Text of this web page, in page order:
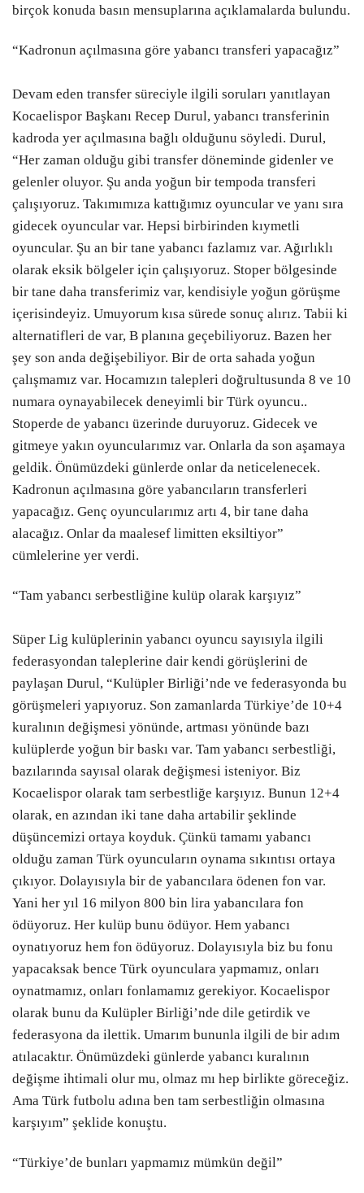
birçok konuda basın mensuplarına açıklamalarda bulundu.
“Kadronun açılmasına göre yabancı transferi yapacağız”
Devam eden transfer süreciyle ilgili soruları yanıtlayan
Kocaelispor Başkanı Recep Durul, yabancı transferinin
kadroda yer açılmasına bağlı olduğunu söyledi. Durul,
“Her zaman olduğu gibi transfer döneminde gidenler ve
gelenler oluyor. Şu anda yoğun bir tempoda transferi
çalışıyoruz. Takımımıza kattığımız oyuncular ve yanı sıra
gidecek oyuncular var. Hepsi birbirinden kıymetli
oyuncular. Şu an bir tane yabancı fazlamız var. Ağırlıklı
olarak eksik bölgeler için çalışıyoruz. Stoper bölgesinde
bir tane daha transferimiz var, kendisiyle yoğun görüşme
içerisindeyiz. Umuyorum kısa sürede sonuç alırız. Tabii ki
alternatifleri de var, B planına geçebiliyoruz. Bazen her
şey son anda değişebiliyor. Bir de orta sahada yoğun
çalışmamız var. Hocamızın talepleri doğrultusunda 8 ve 10
numara oynayabilecek deneyimli bir Türk oyuncu..
Stoperde de yabancı üzerinde duruyoruz. Gidecek ve
gitmeye yakın oyuncularımız var. Onlarla da son aşamaya
geldik. Önümüzdeki günlerde onlar da neticelenecek.
Kadronun açılmasına göre yabancıların transferleri
yapacağız. Genç oyuncularımız artı 4, bir tane daha
alacağız. Onlar da maalesef limitten eksiltiyor”
cümlelerine yer verdi.
“Tam yabancı serbestliğine kulüp olarak karşıyız”
Süper Lig kulüplerinin yabancı oyuncu sayısıyla ilgili
federasyondan taleplerine dair kendi görüşlerini de
paylaşan Durul, “Kulüpler Birliği’nde ve federasyonda bu
görüşmeleri yapıyoruz. Son zamanlarda Türkiye’de 10+4
kuralının değişmesi yönünde, artması yönünde bazı
kulüplerde yoğun bir baskı var. Tam yabancı serbestliği,
bazılarında sayısal olarak değişmesi isteniyor. Biz
Kocaelispor olarak tam serbestliğe karşıyız. Bunun 12+4
olarak, en azından iki tane daha artabilir şeklinde
düşüncemizi ortaya koyduk. Çünkü tamamı yabancı
olduğu zaman Türk oyuncuların oynama sıkıntısı ortaya
çıkıyor. Dolayısıyla bir de yabancılara ödenen fon var.
Yani her yıl 16 milyon 800 bin lira yabancılara fon
ödüyoruz. Her kulüp bunu ödüyor. Hem yabancı
oynatıyoruz hem fon ödüyoruz. Dolayısıyla biz bu fonu
yapacaksak bence Türk oyunculara yapmamız, onları
oynatmamız, onları fonlamamız gerekiyor. Kocaelispor
olarak bunu da Kulüpler Birliği’nde dile getirdik ve
federasyona da ilettik. Umarım bununla ilgili de bir adım
atılacaktır. Önümüzdeki günlerde yabancı kuralının
değişme ihtimali olur mu, olmaz mı hep birlikte göreceğiz.
Ama Türk futbolu adına ben tam serbestliğin olmasına
karşıyım” şeklide konuştu.
“Türkiye’de bunları yapmamız mümkün değil”